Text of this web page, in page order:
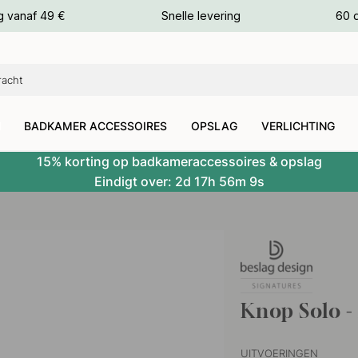
vanaf 49 € Snelle levering 60
BADKAMER ACCESSOIRES OPSLAG VERLICHTING
15% korting op badkameraccessoires & opslag
Eindigt over: 2d 17h 56m 8s
Knop Solo
UITVOERINGEN